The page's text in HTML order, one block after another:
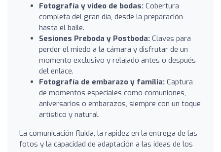
Fotografía y vídeo de bodas: Cobertura
completa del gran día, desde la preparación
hasta el baile.
Sesiones Preboda y Postboda: Claves para
perder el miedo a la cámara y disfrutar de un
momento exclusivo y relajado antes o después
del enlace.
Fotografía de embarazo y familia: Captura
de momentos especiales como comuniones,
aniversarios o embarazos, siempre con un toque
artístico y natural.
La comunicación fluida, la rapidez en la entrega de las
fotos y la capacidad de adaptación a las ideas de los